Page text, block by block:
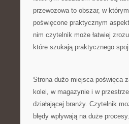
przewozowa to obszar, w
poświęcone praktycznym
nim czytelnik może łatwiej
które szukają praktycznego
Strona dużo miejsca poświęca
kolei, w magazynie i w
działającej branży. Czytelnik
błędy wpływają na duże